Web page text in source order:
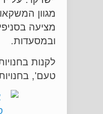
מגוון
מציעה
ובמסעדות.
לקנות
טעם',